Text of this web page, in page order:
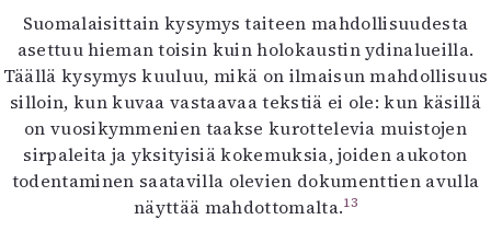
Suomalaisittain kysymys taiteen mahdollisuudesta
asettuu hieman toisin kuin holokaustin ydinalueilla.
Täällä kysymys kuuluu, mikä on ilmaisun mahdollisuus
silloin, kun kuvaa vastaavaa tekstiä ei ole: kun käsillä
on vuosikymmenien taakse kurottelevia muistojen
sirpaleita ja yksityisiä kokemuksia, joiden aukoton
todentaminen saatavilla olevien dokumenttien avulla
näyttää mahdottomalta.13